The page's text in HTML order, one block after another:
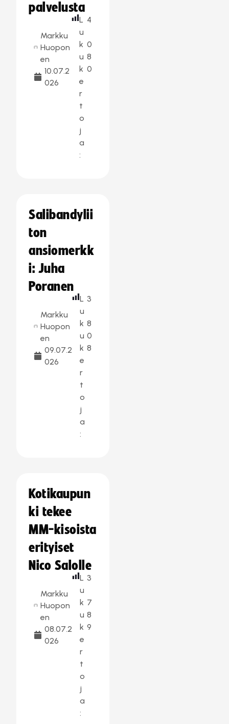
palvelusta
Markku
Huopon
en
10.07.2
026
L
u
k
u
k
e
r
t
o
j
a
:
4
0
8
0
Salibandylii
ton
ansiomerkk
i: Juha
Poranen
Markku
Huopon
en
09.07.2
026
L
u
k
u
k
e
r
t
o
j
a
:
3
8
0
8
Kotikaupun
ki tekee
MM-kisoista
erityiset
Nico Salolle
Markku
Huopon
en
08.07.2
026
L
u
k
u
k
e
r
t
o
j
a
:
3
7
8
9